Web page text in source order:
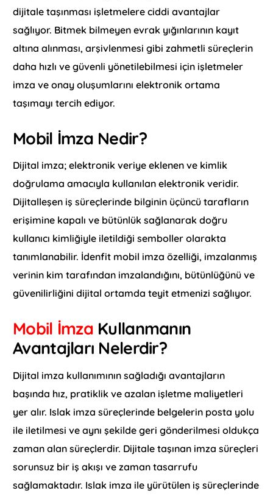
dijitale taşınması işletmelere ciddi avantajlar
sağlıyor. Bitmek bilmeyen evrak yığınlarının kayıt
altına alınması, arşivlenmesi gibi zahmetli süreçlerin
daha hızlı ve güvenli yönetilebilmesi için işletmeler
imza ve onay oluşumlarını elektronik ortama
taşımayı tercih ediyor.
Mobil İmza Nedir?
Dijital imza; elektronik veriye eklenen ve kimlik
doğrulama amacıyla kullanılan elektronik veridir.
Dijitalleşen iş süreçlerinde bilginin üçüncü tarafların
erişimine kapalı ve bütünlük sağlanarak doğru
kullanıcı kimliğiyle iletildiği semboller olarakta
tanımlanabilir. İdenfit mobil imza özelliği, imzalanmış
verinin kim tarafından imzalandığını, bütünlüğünü ve
güvenilirliğini dijital ortamda teyit etmenizi sağlıyor.
Mobil İmzaKullanmanın
Avantajları Nelerdir?
Dijital imza kullanımının sağladığı avantajların
başında hız, pratiklik ve azalan işletme maliyetleri
yer alır. Islak imza süreçlerinde belgelerin posta yolu
ile iletilmesi ve aynı şekilde geri gönderilmesi oldukça
zaman alan süreçlerdir. Dijitale taşınan imza süreçleri
sorunsuz bir iş akışı ve zaman tasarrufu
sağlamaktadır. Islak imza ile yürütülen iş süreçlerinde